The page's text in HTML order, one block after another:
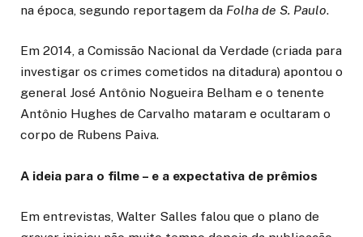
na época, segundo reportagem da Folha de S. Paulo.
Em 2014, a Comissão Nacional da Verdade (criada para
investigar os crimes cometidos na ditadura) apontou o
general José Antônio Nogueira Belham e o tenente
Antônio Hughes de Carvalho mataram e ocultaram o
corpo de Rubens Paiva.
A ideia para o filme – e a expectativa de prêmios
Em entrevistas, Walter Salles falou que o plano de